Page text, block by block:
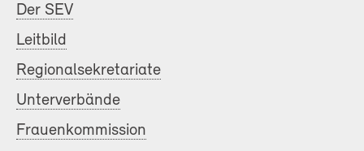
Der SEV
Leitbild
Regionalsekretariate
Unterverbände
Frauenkommission